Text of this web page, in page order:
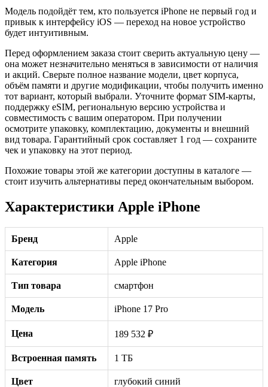
Модель подойдёт тем, кто пользуется iPhone не первый год и
привык к интерфейсу iOS — переход на новое устройство
будет интуитивным.
Перед оформлением заказа стоит сверить актуальную цену —
она может незначительно меняться в зависимости от наличия
и акций. Сверьте полное название модели, цвет корпуса,
объём памяти и другие модификации, чтобы получить именно
тот вариант, который выбрали. Уточните формат SIM-карты,
поддержку eSIM, региональную версию устройства и
совместимость с вашим оператором. При получении
осмотрите упаковку, комплектацию, документы и внешний
вид товара. Гарантийный срок составляет 1 год — сохраните
чек и упаковку на этот период.
Похожие товары этой же категории доступны в каталоге —
стоит изучить альтернативы перед окончательным выбором.
Характеристики Apple iPhone
Бренд Apple
Категория Apple iPhone
Тип товара смартфон
Модель iPhone 17 Pro
Цена 189 532 ₽
Встроенная память 1 ТБ
Цвет глубокий синий